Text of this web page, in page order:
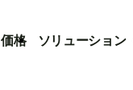
価格 ソリューション